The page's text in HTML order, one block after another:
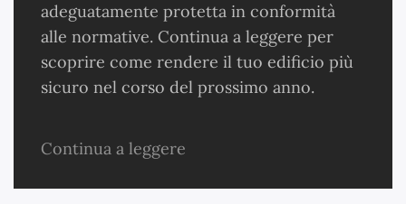
adeguatamente protetta in conformità
alle normative. Continua a leggere per
scoprire come rendere il tuo edificio più
sicuro nel corso del prossimo anno.
Continua a leggere